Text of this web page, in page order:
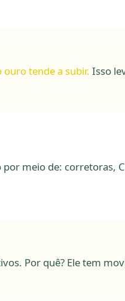
ouro tende a subir. Isso
meio de: corretoras,
Por quê? Ele tem